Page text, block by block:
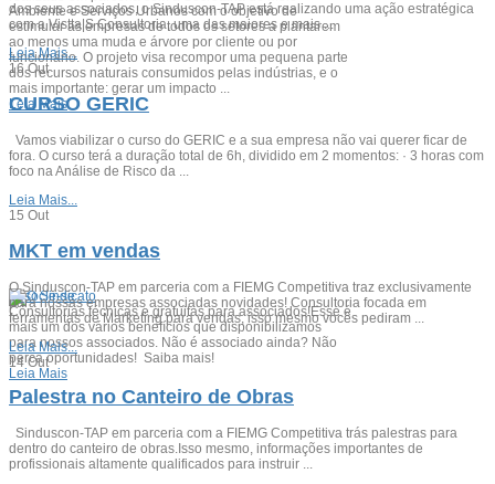
Ambiente e Serviços Urbanos com o objetivo de
estimular as empresas de todos os setores a plantarem
ao menos uma muda e árvore por cliente ou por
funcionário. O projeto visa recompor uma pequena parte
dos recursos naturais consumidos pelas indústrias, e o
mais importante: gerar um impacto ...
Leia Mais
Associe-se
Consultorias técnicas e gratuitas para associados!Esse é
mais um dos vários benefícios que disponibilizamos
para nossos associados. Não é associado ainda? Não
perca oportunidades! Saiba mais!
Leia Mais
dos seus associados, o Sinduscon-TAP está realizando uma ação estratégica
com a Vistta|S Consultoria, uma das maiores e mais ...
Leia Mais...
16Out
CURSO GERIC
Vamos viabilizar o curso do GERIC e a sua empresa não vai querer ficar de
fora. O curso terá a duração total de 6h, dividido em 2 momentos: · 3 horas com
foco na Análise de Risco da ...
Leia Mais...
15 Out
MKT em vendas
O Sinduscon-TAP em parceria com a FIEMG Competitiva traz exclusivamente
para nossas empresas associadas novidades! Consultoria focada em
ferramentas de Marketing para vendas, isso mesmo vocês pediram ...
Leia Mais...
14Out
Palestra no Canteiro de Obras
Sinduscon-TAP em parceria com a FIEMG Competitiva trás palestras para
dentro do canteiro de obras.Isso mesmo, informações importantes de
profissionais altamente qualificados para instruir ...